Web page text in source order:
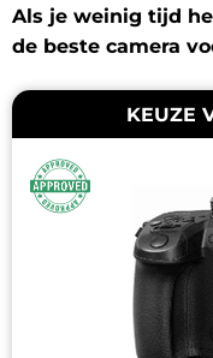
Als je weinig tijd
de beste camera
KEUZE